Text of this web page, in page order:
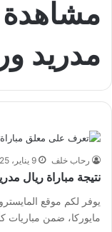
مشاهدة
مدريد
رحاب خلف 9 يناير، 2025
نتيجة مباراة ريال
يوفر لكم موقع
مايوركا، ضمن